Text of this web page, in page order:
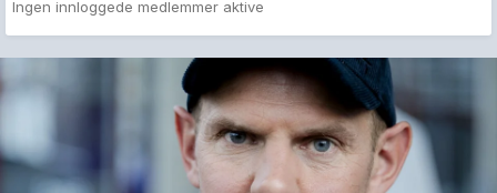
Ingen innloggede medlemmer aktive